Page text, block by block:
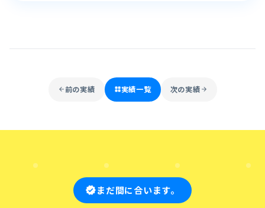
arrow_back 前の実績 grid_view実績一覧 次の実績 arrow_forward
verifiedまだ間に合います。